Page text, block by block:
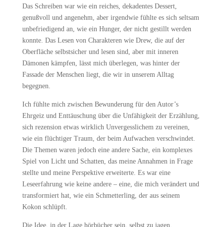
Das Schreiben war wie ein reiches, dekadentes Dessert,
genußvoll und angenehm, aber irgendwie fühlte es sich seltsam
unbefriedigend an, wie ein Hunger, der nicht gestillt werden
konnte. Das Lesen von Charakteren wie Drew, die auf der
Oberfläche selbstsicher und lesen sind, aber mit inneren
Dämonen kämpfen, lässt mich überlegen, was hinter der
Fassade der Menschen liegt, die wir in unserem Alltag
begegnen.
Ich fühlte mich zwischen Bewunderung für den Autor’s
Ehrgeiz und Enttäuschung über die Unfähigkeit der Erzählung,
sich rezension etwas wirklich Unvergesslichem zu vereinen,
wie ein flüchtiger Traum, der beim Aufwachen verschwindet.
Die Themen waren jedoch eine andere Sache, ein komplexes
Spiel von Licht und Schatten, das meine Annahmen in Frage
stellte und meine Perspektive erweiterte. Es war eine
Leseerfahrung wie keine andere – eine, die mich verändert und
transformiert hat, wie ein Schmetterling, der aus seinem
Kokon schlüpft.
Die Idee, in der Lage hörbücher sein, selbst zu jagen,